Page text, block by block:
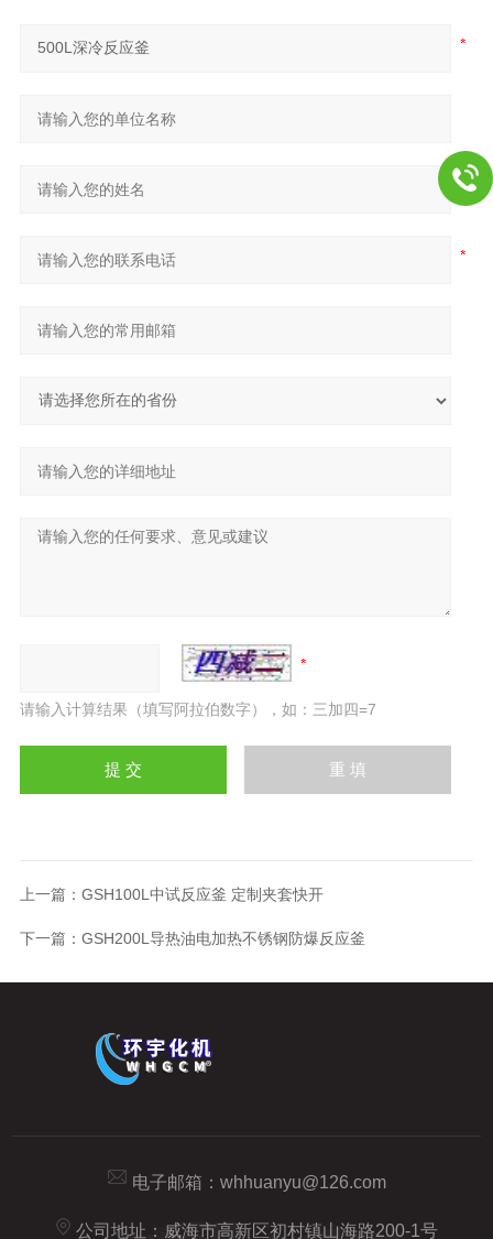
请输入计算结果（填写阿拉伯数字），如：三加四=7
上一篇： GSH100L中试反应釜 定制夹套快开
下一篇： GSH200L导热油电加热不锈钢防爆反应釜
电子邮箱： whhuanyu@126.com
公司地址：威海市高新区初村镇山海路200-1号